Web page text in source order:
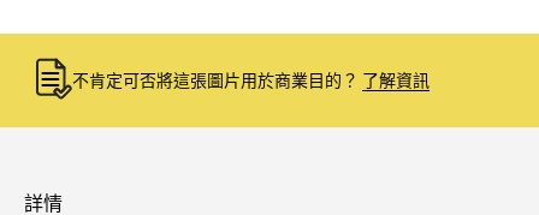
不肯定可否將這張圖片用於商業目的？ 了解資訊
詳情